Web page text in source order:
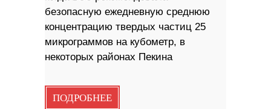
безопасную ежедневную среднюю
концентрацию твердых частиц 25
микрограммов на кубометр, в
некоторых районах Пекина
ПОДРОБНЕЕ